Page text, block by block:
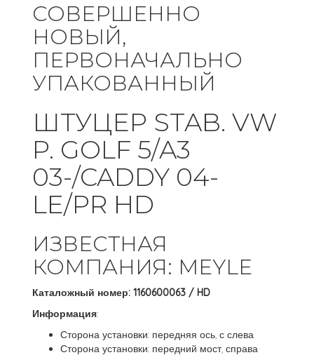
СОВЕРШЕННО
НОВЫЙ,
ПЕРВОНАЧАЛЬНО
УПАКОВАННЫЙ
ШТУЦЕР STAB. VW
P. GOLF 5/A3
03-/CADDY 04-
LE/PR HD
ИЗВЕСТНАЯ
КОМПАНИЯ: MEYLE
Каталожный номер: 1160600063 / HD
Информация:
Сторона установки: передняя ось, с слева
Сторона установки: передний мост, справа